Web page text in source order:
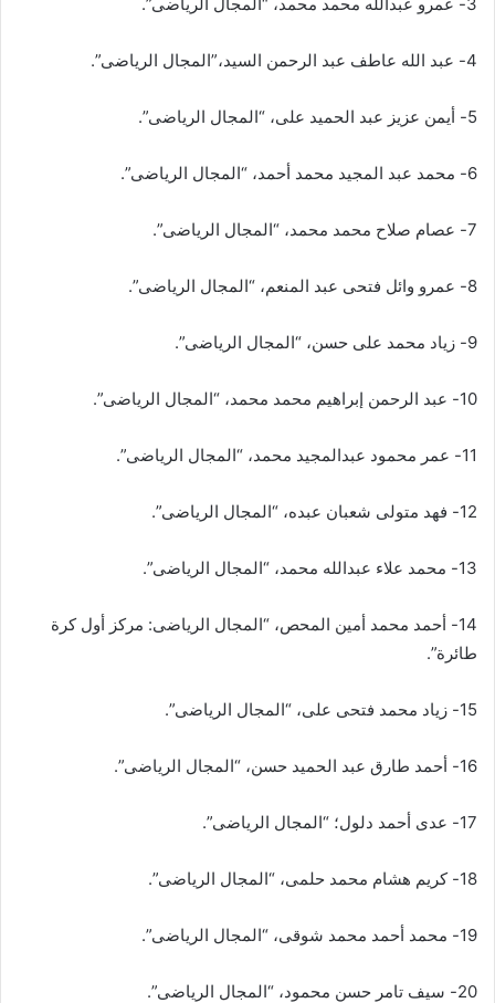
4- عبد الله عاطف عبد الرحمن السيد،”المجال الرياضى”.
5- أيمن عزيز عبد الحميد على، “المجال الرياضى”.
6- محمد عبد المجيد محمد أحمد، “المجال الرياضى”.
7- عصام صلاح محمد محمد، “المجال الرياضى”.
8- عمرو وائل فتحى عبد المنعم، “المجال الرياضى”.
9- زیاد محمد علی حسن، “المجال الرياضى”.
10- عبد الرحمن إبراهيم محمد محمد، “المجال الرياضى”.
11- عمر محمود عبدالمجيد محمد، “المجال الرياضى”.
12- فهد متولى شعبان عبده، “المجال الرياضى”.
13- محمد علاء عبدالله محمد، “المجال الرياضى”.
14- أحمد محمد أمين المحص، “المجال الرياضى: مركز أول كرة
طائرة”.
15- زیاد محمد فتحى على، “المجال الرياضى”.
16- أحمد طارق عبد الحميد حسن، “المجال الرياضى”.
17- عدى أحمد دلول؛ “المجال الرياضى”.
18- كريم هشام محمد حلمی، “المجال الرياضى”.
19- محمد أحمد محمد شوقى، “المجال الرياضى”.
20- سيف تامر حسن محمود، “المجال الرياضى”.